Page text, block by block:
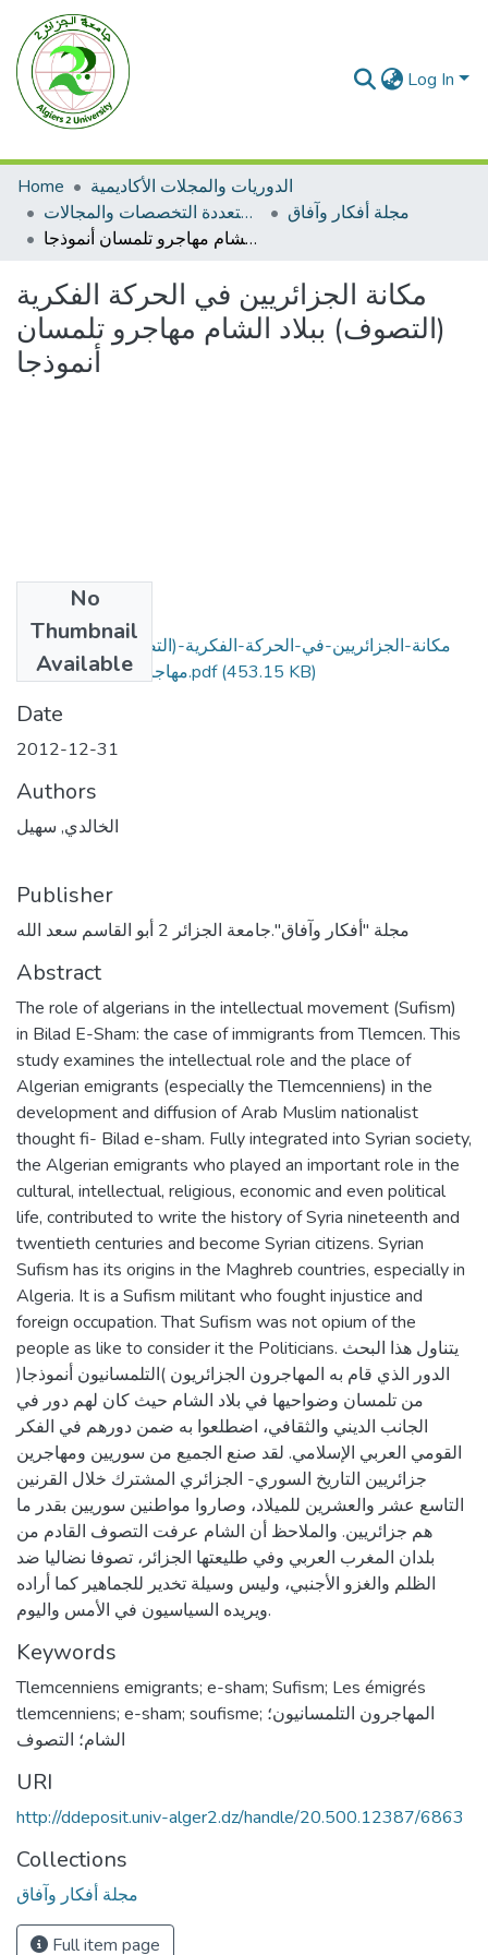
Log In
Home
الدوريات والمجلات الأكاديمية
مجلات متعددة التخصصات والمجالات
مجلة أفكار وآفاق
مكانة الجزائريين في الحركة الفكرية (التصوف) ببلاد الشام مهاجرو تلمسان أنموذجا
مكانة الجزائريين في الحركة الفكرية
(التصوف) ببلاد الشام مهاجرو تلمسان
أنموذجا
No
Thumbnail
Available
مكانة-الجزائريين-في-الحركة-الفكرية-(التصوف)-ببلاد-الشام-
مهاجرو-تلمسان-أنموذجا.pdf(453.15 KB)
Date
2012-12-31
Authors
الخالدي, سهيل
Publisher
مجلة "أفكار وآفاق".جامعة الجزائر 2 أبو القاسم سعد الله
Abstract
The role of algerians in the intellectual movement (Sufism)
in Bilad E-Sham: the case of immigrants from Tlemcen. This
study examines the intellectual role and the place of
Algerian emigrants (especially the Tlemcenniens) in the
development and diffusion of Arab Muslim nationalist
thought fi- Bilad e-sham. Fully integrated into Syrian society,
the Algerian emigrants who played an important role in the
cultural, intellectual, religious, economic and even political
life, contributed to write the history of Syria nineteenth and
twentieth centuries and become Syrian citizens. Syrian
Sufism has its origins in the Maghreb countries, especially in
Algeria. It is a Sufism militant who fought injustice and
foreign occupation. That Sufism was not opium of the
people as like to consider it the Politicians. يتناول هذا البحث
الدور الذي قام به المهاجرون الجزائريون )التلمسانيون أنموذجا(
من تلمسان وضواحيها في بلاد الشام حيث كان لهم دور في
الجانب الديني والثقافي، اضطلعوا به ضمن دورهم في الفكر
القومي العربي الإسلامي. لقد صنع الجميع من سوريين ومهاجرين
جزائريين التاريخ السوري- الجزائري المشترك خلال القرنين
التاسع عشر والعشرين للميلاد، وصاروا مواطنين سوريين بقدر ما
هم جزائريين. والملاحظ أن الشام عرفت التصوف القادم من
بلدان المغرب العربي وفي طليعتها الجزائر، تصوفا نضاليا ضد
الظلم والغزو الأجنبي، وليس وسيلة تخدير للجماهير كما أراده
ويريده السياسيون في الأمس واليوم.
Keywords
Tlemcenniens emigrants; e-sham; Sufism; Les émigrés
tlemcenniens; e-sham; soufisme; المهاجرون التلمسانيون؛
الشام؛ التصوف
URI
http://ddeposit.univ-alger2.dz/handle/20.500.12387/6863
Collections
مجلة أفكار وآفاق
Full item page